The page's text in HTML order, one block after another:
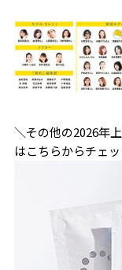
＼その他の2026年
はこちらからチェ